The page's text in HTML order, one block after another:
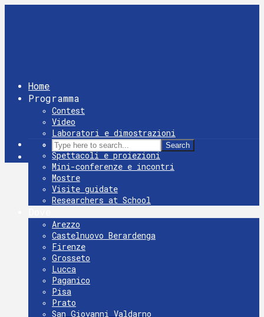
Home
Programma
Contest
Video
Laboratori e dimostrazioni
Giochi
Spettacoli e proiezioni
Mini-conferenze e incontri
Mostre
Visite guidate
Researchers at School
Arezzo
Castelnuovo Berardenga
Firenze
Grosseto
Lucca
Paganico
Pisa
Prato
San Giovanni Valdarno
Search